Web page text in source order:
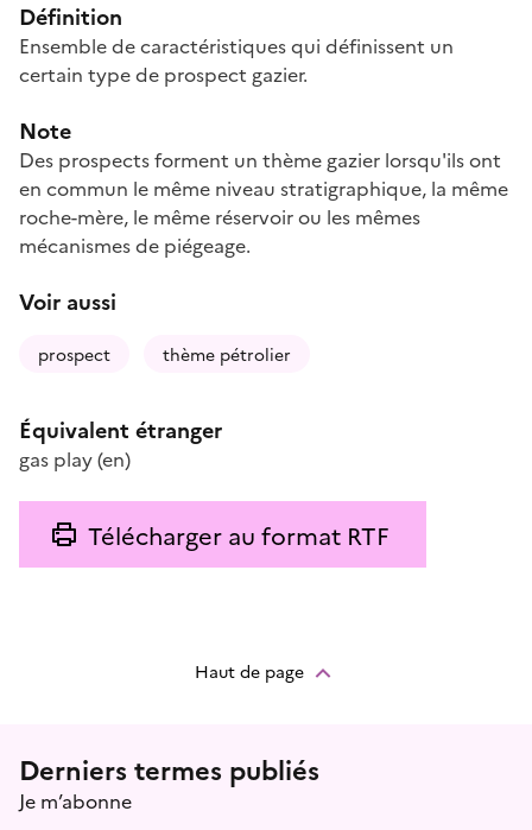
Définition
Ensemble de caractéristiques qui définissent un
certain type de prospect gazier.
Note
Des prospects forment un thème gazier lorsqu'ils ont
en commun le même niveau stratigraphique, la même
roche-mère, le même réservoir ou les mêmes
mécanismes de piégeage.
Voir aussi
prospect thème pétrolier
Équivalent étranger
gas play(en)
Télécharger au format RTF
Haut de page
Menu prefooter
Derniers termes publiés
Je m’abonne